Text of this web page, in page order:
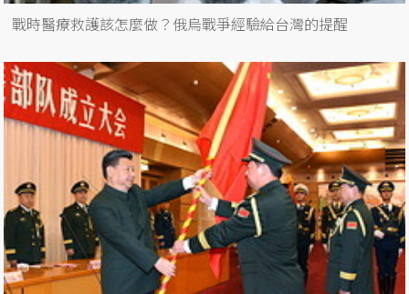
戰時醫療救護該怎麼做？俄烏戰爭經驗給台灣的提醒